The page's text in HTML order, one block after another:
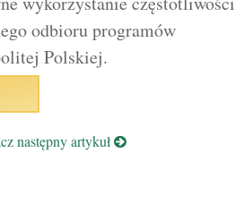
odbioru programów
Polskiej.
następny artykuł